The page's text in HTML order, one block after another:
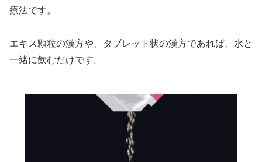
療法です。
エキス顆粒の漢方や、タブレット状の漢方であれば、水と
一緒に飲むだけです。